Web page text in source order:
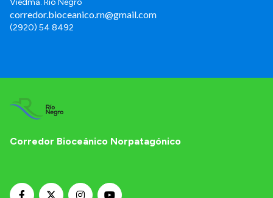
Viedma. Río Negro
corredor.bioceanico.rn@gmail.com
(2920) 54 8492
Corredor Bioceánico Norpatagónico